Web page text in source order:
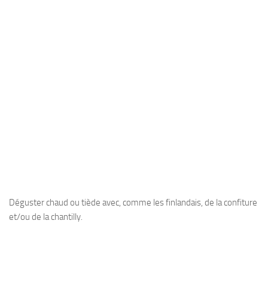
Déguster chaud ou tiède avec, comme les finlandais, de la confiture
et/ou de la chantilly.